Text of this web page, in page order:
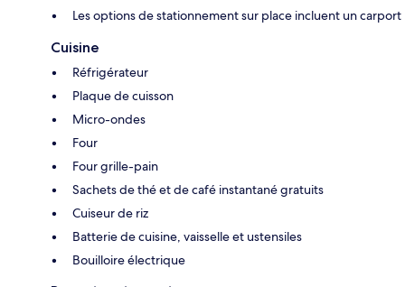
Les options de stationnement sur place incluent un carport
Cuisine
Réfrigérateur
Plaque de cuisson
Micro-ondes
Four
Four grille-pain
Sachets de thé et de café instantané gratuits
Cuiseur de riz
Batterie de cuisine, vaisselle et ustensiles
Bouilloire électrique